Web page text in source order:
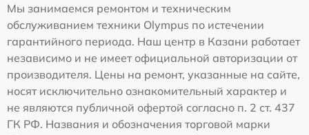
Мы занимаемся ремонтом и техническим
обслуживанием техники Olympus по истечении
гарантийного периода. Наш центр в Казани работает
независимо и не имеет официальной авторизации от
производителя. Цены на ремонт, указанные на сайте,
носят исключительно ознакомительный характер и
не являются публичной офертой согласно п. 2 ст. 437
ГК РФ. Названия и обозначения торговой марки